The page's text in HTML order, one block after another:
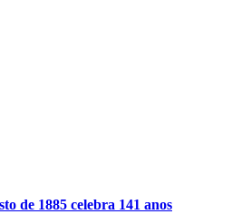
de 1885 celebra 141 anos